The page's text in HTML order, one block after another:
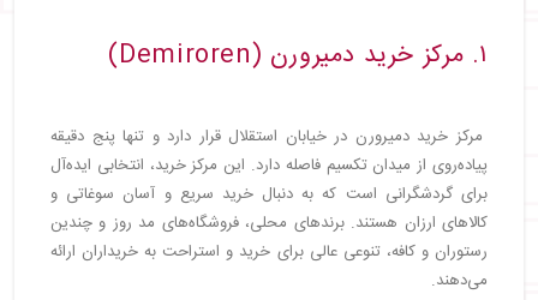
نکات خرید در استانبول
・ چانه‌زنی در بازارهای سنتی
・استفاده از وسایل حمل‌ونقل عمومی برای دسترسی
به مراکز خرید
・ مقایسه خرید در ترکیه با آفریقای جنوبی
・بهترین مراکز خرید استانبول برای تجربه‌ای
فراموش‌نشدنی
۱. مرکز خرید دمیرورن (Demiroren)
مرکز خرید دمیرورن در خیابان استقلال قرار دارد و تنها پنج دقیقه
پیاده‌روی از میدان تکسیم فاصله دارد. این مرکز خرید، انتخابی ایده‌آل
برای گردشگرانی است که به دنبال خرید سریع و آسان سوغاتی و
کالاهای ارزان هستند. برندهای محلی، فروشگاه‌های مد روز و چندین
رستوران و کافه، تنوعی عالی برای خرید و استراحت به خریداران ارائه
می‌دهند.